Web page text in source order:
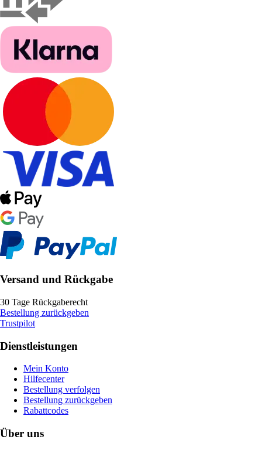
Versand und Rückgabe
30 Tage Rückgaberecht
Bestellung zurückgeben
Trustpilot
Dienstleistungen
Mein Konto
Hilfecenter
Bestellung verfolgen
Bestellung zurückgeben
Rabattcodes
Über uns